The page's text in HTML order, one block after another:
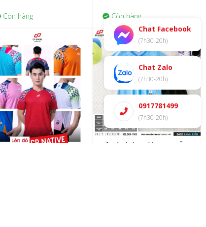
Còn hàng Còn hàng
Quần áo bóng đá CP KHÔNG
Chat Facebook
(7h30-20h)
Chat Zalo
(7h30-20h)
0917781499
(7h30-20h)